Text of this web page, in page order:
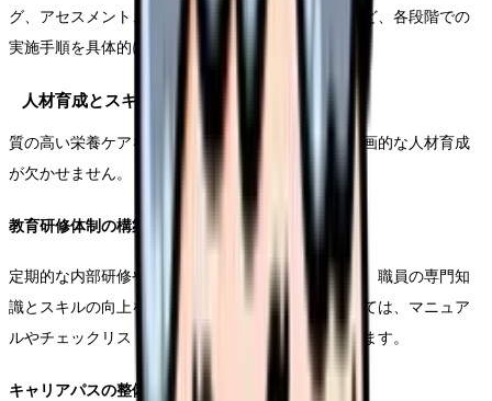
グ、アセスメント、ケア計画立案、モニタリングなど、各段階での
実施手順を具体的に文書化します。
人材育成とスキル向上
質の高い栄養ケアを持続的に提供するためには、計画的な人材育成
が欠かせません。
教育研修体制の構築
定期的な内部研修や外部セミナーへの参加を通じて、職員の専門知
識とスキルの向上を図ります。特に新人教育においては、マニュア
ルやチェックリストを活用した体系的な指導を行います。
キャリアパスの整備